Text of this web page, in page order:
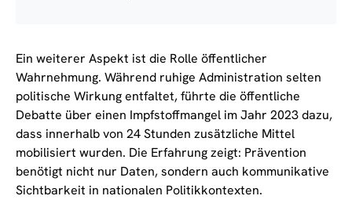
Ein weiterer Aspekt ist die Rolle öffentlicher
Wahrnehmung. Während ruhige Administration selten
politische Wirkung entfaltet, führte die öffentliche
Debatte über einen Impfstoffmangel im Jahr 2023 dazu,
dass innerhalb von 24 Stunden zusätzliche Mittel
mobilisiert wurden. Die Erfahrung zeigt: Prävention
benötigt nicht nur Daten, sondern auch kommunikative
Sichtbarkeit in nationalen Politikkontexten.